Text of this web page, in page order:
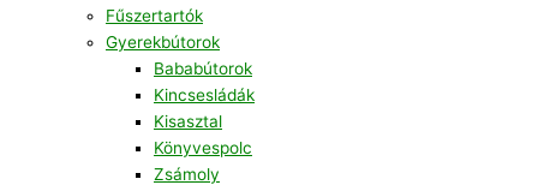
Fűszertartók
Gyerekbútorok
Bababútorok
Kincsesládák
Kisasztal
Könyvespolc
Zsámoly